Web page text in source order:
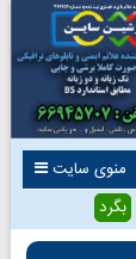
منوی سایت